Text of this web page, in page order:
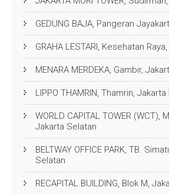
GEDUNG BAJA, Pangeran
GRAHA LESTARI, Kesehatan
MENARA MERDEKA, Gambir,
LIPPO THAMRIN, Thamrin,
WORLD CAPITAL TOWER (WCT),
Jakarta Selatan
BELTWAY OFFICE PARK, TB.
Selatan
RECAPITAL BUILDING, Blok M,